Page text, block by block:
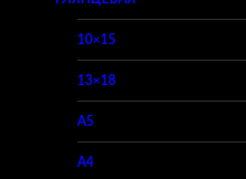
10×15
13×18
A5
A4